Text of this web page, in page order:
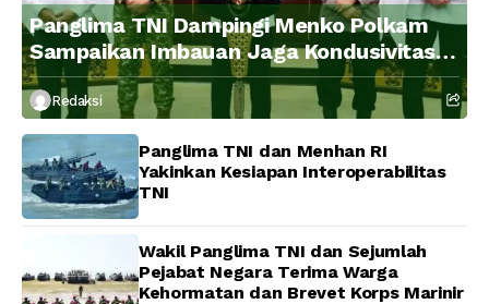
Panglima TNI Dampingi Menko Polkam
Sampaikan Imbauan Jaga Kondusivitas
Bangsa
Redaksi
Panglima TNI dan Menhan RI
Yakinkan Kesiapan Interoperabilitas
TNI
Wakil Panglima TNI dan Sejumlah
Pejabat Negara Terima Warga
Kehormatan dan Brevet Korps Marinir